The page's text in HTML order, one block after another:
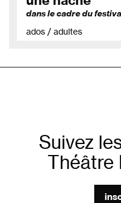
dans le cadre du
ados / adultes
Suivez
Théâtre